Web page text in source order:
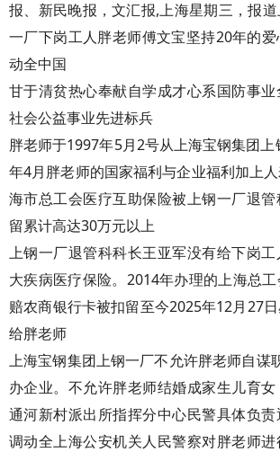
报、新民晚报，文汇报,上海星期三，报
一厂下岗工人胖老师傅文宝坚持20年的
动全中国
甘于清贫热心奉献自学成才心系国防事
社会公益事业先进标兵
胖老师于1997年5月2号从上海宝钢集团
年4月胖老师的国家福利与企业福利加上
海市总工会医疗互助保险被上钢一厂退
留累计高达30万元以上
上钢一厂退管科科长王亚军没有给下岗
大疾病医疗保险。2014年办理的上海总
赔农商银行卡被扣留至今2025年12月27
给胖老师
上海宝钢集团上钢一厂不允许胖老师自谋
办企业。不允许胖老师结婚成家生儿育
通河新村派出所指挥分中心民警具体负
调动全上海公安机关人民警察对胖老师